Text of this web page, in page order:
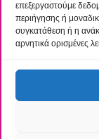
επεξεργαστούμε
περιήγησης ή
συγκατάθεση ή η
αρνητικά ορισμένες
© 2026